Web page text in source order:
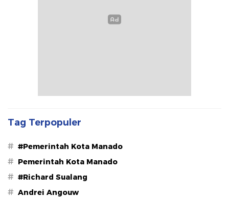
Tag Terpopuler
# #Pemerintah Kota Manado
# Pemerintah Kota Manado
# #Richard Sualang
# Andrei Angouw